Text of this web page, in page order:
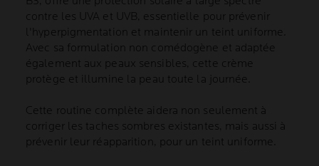
contre les UVA et UVB, essentielle pour prévenir
l'hyperpigmentation et maintenir un teint uniforme.
Avec sa formulation non comédogène et adaptée
également aux peaux sensibles, cette crème
protège et illumine la peau toute la journée.
Cette routine complète aidera non seulement à
corriger les taches sombres existantes, mais aussi à
prévenir leur réapparition, pour un teint uniforme.